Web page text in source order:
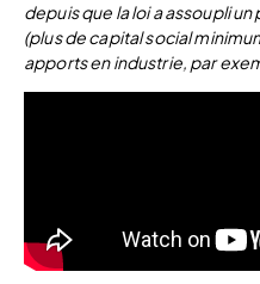
depuis que la loi a assoupli
(plus de capital social
apports en industrie, par